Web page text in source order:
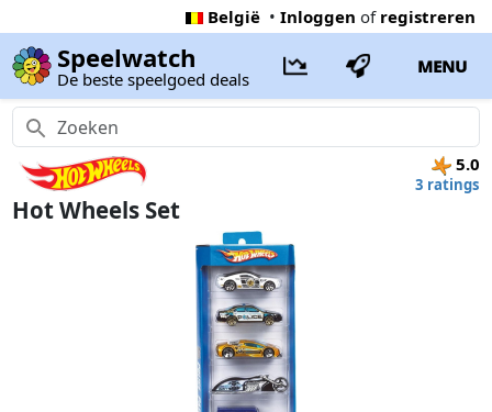
België • Inloggen of registreren
Speelwatch
De beste speelgoed deals
MENU
5.0
3 ratings
Hot Wheels Set